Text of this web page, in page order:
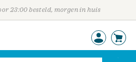
23:00 besteld, morgen in huis